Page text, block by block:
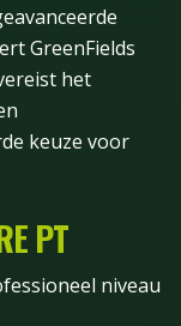
GreenFields
het
keuze voor
PT
niveau